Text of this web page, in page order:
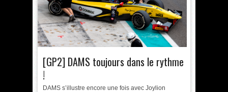
[GP2] DAMS toujours dans le rythme
!
DAMS s’illustre encore une fois avec Joylion